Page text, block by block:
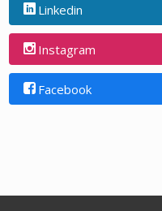
Linkedin
Instagram
Facebook